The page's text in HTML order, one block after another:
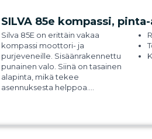
SILVA 85e kompassi,
Silva 85E on erittäin vakaa
kompassi moottori- ja
purjeveneille. Sisäänrakennettu
punainen valo. Siinä on tasainen
alapinta, mikä tekee
asennuksesta helppoa.
muistiin. Soveltuu suuriin